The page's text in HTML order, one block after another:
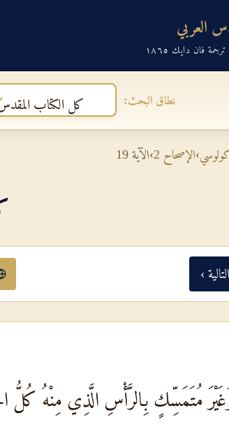
العربي
نطاق البحث: كل الكتاب
›الإصحاح 2 ›الآية 19
التالية ›
مُتَمَسِّكٍ بِالرَّأْسِ الَّذِي مِنْهُ كُلُّ